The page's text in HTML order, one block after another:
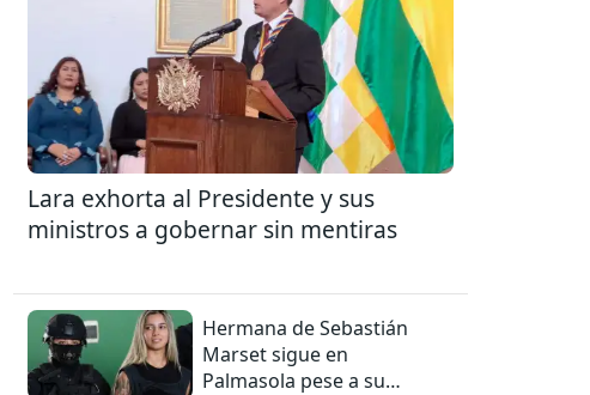
Lara exhorta al Presidente y sus
ministros a gobernar sin mentiras
Hermana de Sebastián
Marset sigue en
Palmasola pese a su